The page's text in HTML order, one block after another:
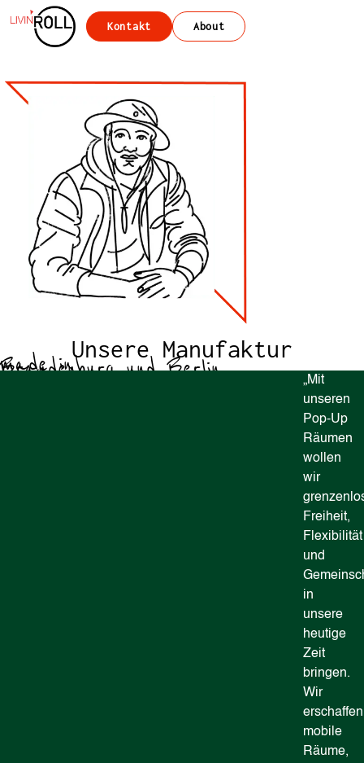
Kontakt About
Unsere Manufaktur
made in
Brandenburg und Berlin „Mit
unseren
Pop-Up
Räumen
wollen
wir
Freiheit,
Flexibilität
und
in
unsere
heutige
Zeit
bringen.
Wir
erschaffen
mobile
Räume,